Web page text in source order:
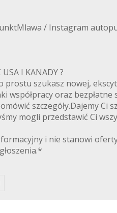
/ Instagram
USA I KANADY ?
prostu szukasz nowej,
współpracy oraz
szczegóły.Dajemy Ci
mogli przedstawić Ci
i nie stanowi